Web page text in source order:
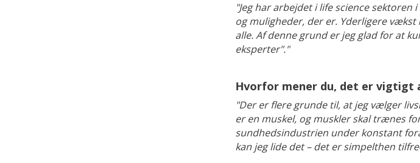
"Jeg har arbejdet i life science
og muligheder, der er. Yderligere
alle. Af denne grund er jeg glad for at
eksperter"."
Hvorfor mener du, det er vigtigt
"Der er flere grunde til, at jeg vælger
er en muskel, og muskler skal trænes
sundhedsindustrien under konstant
kan jeg lide det – det er simpelthen